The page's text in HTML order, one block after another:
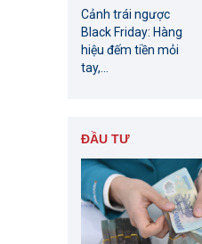
Cảnh trái ngược
Black Friday: Hàng
hiệu đếm tiền mỏi
tay,...
ĐẦU TƯ